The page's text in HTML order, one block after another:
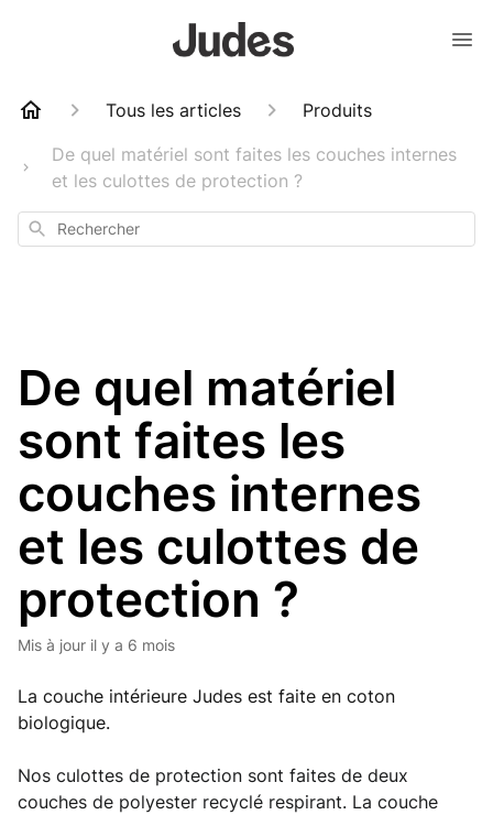
Tous les articles
Produits
De quel matériel sont faites les couches internes
et les culottes de protection ?
Rechercher
De quel matériel
sont faites les
couches internes
et les culottes de
protection ?
Mis à jour il y a 6 mois
La couche intérieure Judes est faite en coton
biologique.
Nos culottes de protection sont faites de deux
couches de polyester recyclé respirant. La couche